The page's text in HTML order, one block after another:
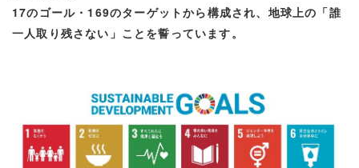
17のゴール・169のターゲットから構成され、地球上の「誰
一人取り残さない」ことを誓っています。